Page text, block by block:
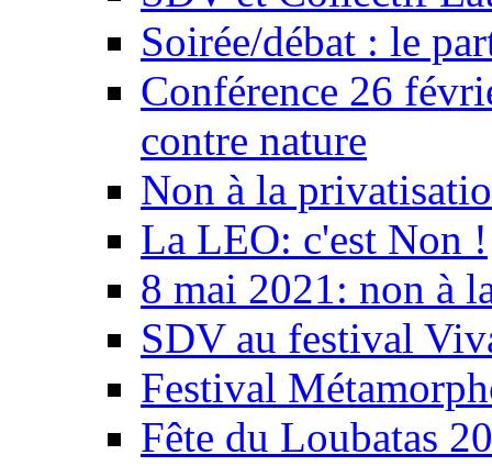
Soirée/débat : le
Conférence 26
contre nature
Non à la
La LEO: c'est Non !
8 mai 2021: non à
SDV au festival
Festival
Fête du Loubatas